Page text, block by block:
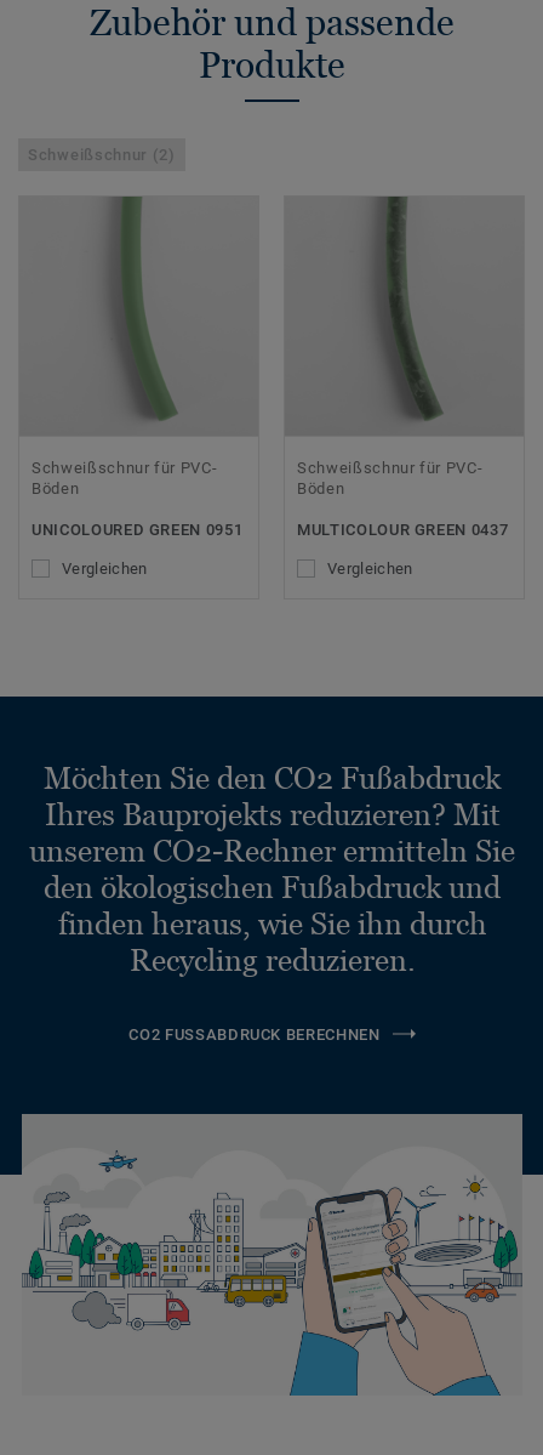
Zubehör und passende
Produkte
Schweißschnur (2)
Schweißschnur für PVC-
Böden
UNICOLOURED GREEN 0951
Vergleichen
Schweißschnur für PVC-
Böden
MULTICOLOUR GREEN 0437
Vergleichen
Möchten Sie den CO2 Fußabdruck
Ihres Bauprojekts reduzieren? Mit
unserem CO2-Rechner ermitteln Sie
den ökologischen Fußabdruck und
finden heraus, wie Sie ihn durch
Recycling reduzieren.
CO2 FUSSABDRUCK BERECHNEN